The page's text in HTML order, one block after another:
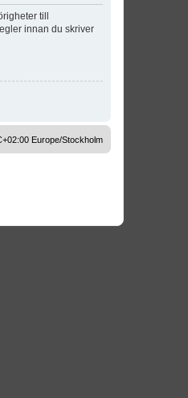
till
innan du skriver
Europe/Stockholm